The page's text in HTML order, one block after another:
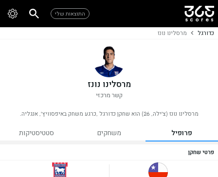
התוצאות שלי
כדורגל מרסלינו נונז
מרסלינו נונז
קשר מרכזי
מרסלינו נונז (צ'ילה, 26) הוא שחקן כדורגל ,כרגע משחק באיפסוויץ', אנגליה.
פרופיל משחקים סטטיסטיקות
פרטי שחקן